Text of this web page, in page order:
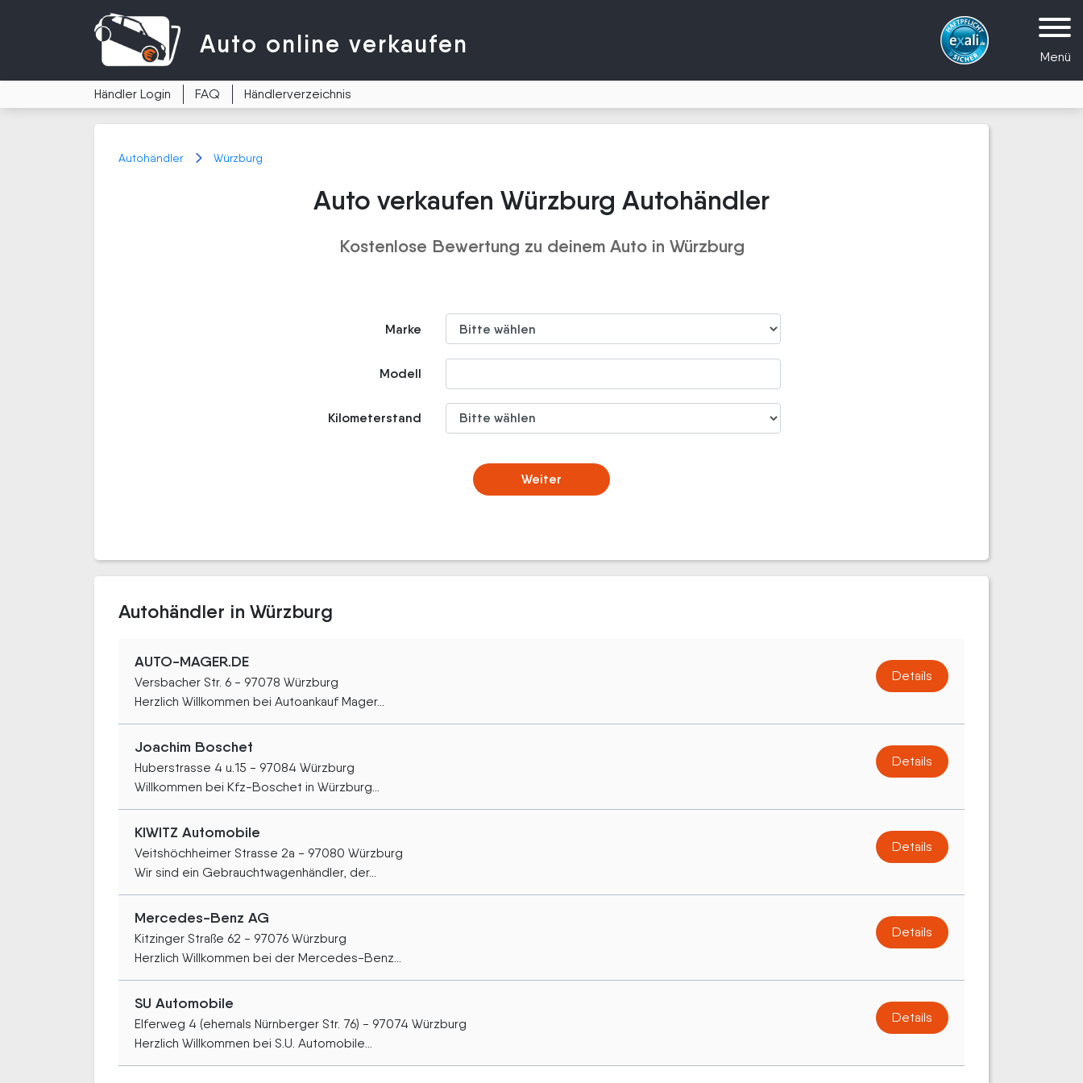
Menü
Auto online verkaufen
Händler Login FAQ Händlerverzeichnis
Autohändler Würzburg
Auto verkaufen Würzburg Autohändler
Kostenlose Bewertung zu deinem Auto in Würzburg
Marke
Modell
Kilometerstand
Weiter
Autohändler in Würzburg
AUTO-MAGER.DE
Versbacher Str. 6 - 97078 Würzburg
Herzlich Willkommen bei Autoankauf Mager...
Details
Joachim Boschet
Huberstrasse 4 u.15 - 97084 Würzburg
Willkommen bei Kfz-Boschet in Würzburg...
Details
KIWITZ Automobile
Veitshöchheimer Strasse 2a - 97080 Würzburg
Wir sind ein Gebrauchtwagenhändler, der...
Details
Mercedes-Benz AG
Kitzinger Straße 62 - 97076 Würzburg
Herzlich Willkommen bei der Mercedes-Benz...
Details
SU Automobile
Elferweg 4 (ehemals Nürnberger Str. 76) - 97074 Würzburg
Herzlich Willkommen bei S.U. Automobile...
Details